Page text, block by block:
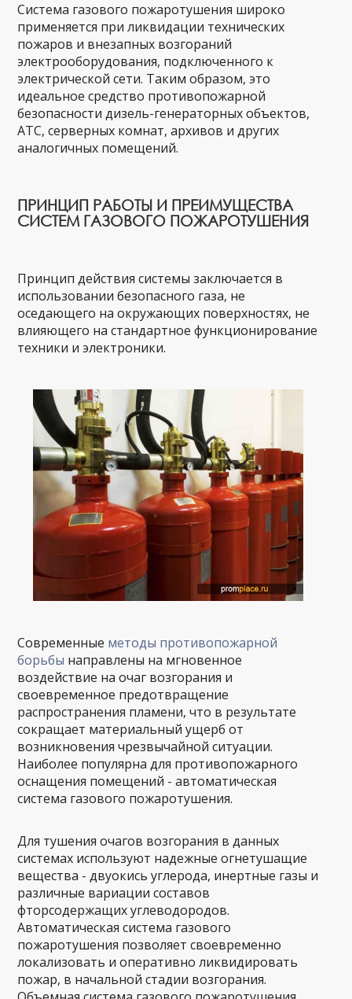
Система газового пожаротушения широко
применяется при ликвидации технических
пожаров и внезапных возгораний
электрооборудования, подключенного к
электрической сети. Таким образом, это
идеальное средство противопожарной
безопасности дизель-генераторных объектов,
АТС, серверных комнат, архивов и других
аналогичных помещений.
ПРИНЦИП РАБОТЫ И ПРЕИМУЩЕСТВА
СИСТЕМ ГАЗОВОГО ПОЖАРОТУШЕНИЯ
Принцип действия системы заключается в
использовании безопасного газа, не
оседающего на окружающих поверхностях, не
влияющего на стандартное функционирование
техники и электроники.
Современные методы противопожарной
борьбы направлены на мгновенное
воздействие на очаг возгорания и
своевременное предотвращение
распространения пламени, что в результате
сокращает материальный ущерб от
возникновения чрезвычайной ситуации.
Наиболее популярна для противопожарного
оснащения помещений - автоматическая
система газового пожаротушения.
Для тушения очагов возгорания в данных
системах используют надежные огнетушащие
вещества - двуокись углерода, инертные газы и
различные вариации составов
фторсодержащих углеводородов.
Автоматическая система газового
пожаротушения позволяет своевременно
локализовать и оперативно ликвидировать
пожар, в начальной стадии возгорания.